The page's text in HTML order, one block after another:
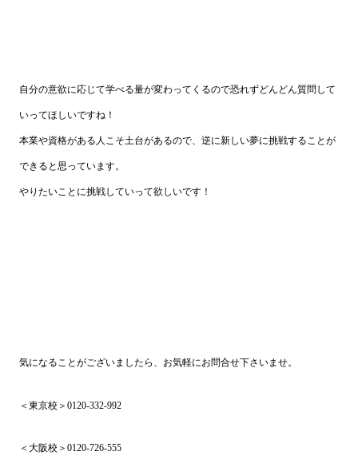
自分の意欲に応じて学べる量が変わってくるので恐れずどんどん質問して
いってほしいですね！
本業や資格がある人こそ土台があるので、逆に新しい夢に挑戦することが
できると思っています。
やりたいことに挑戦していって欲しいです！
気になることがございましたら、お気軽にお問合せ下さいませ。
＜東京校＞0120-332-992
＜大阪校＞ 0120-726-555